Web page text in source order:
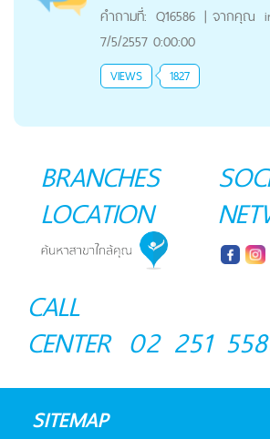
คำถามที่: Q16586 | จากคุณ
7/5/2557 0:00:00
VIEWS 1827
BRANCHES
LOCATION
CALL
CENTER 02 251
SITEMAP